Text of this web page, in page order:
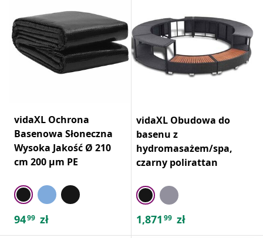
vidaXL Ochrona
Basenowa Słoneczna
Wysoka Jakość Ø 210
cm 200 μm PE
9499 zł
vidaXL Obudowa do
basenu z
hydromasażem/spa,
czarny polirattan
1,871 99 zł